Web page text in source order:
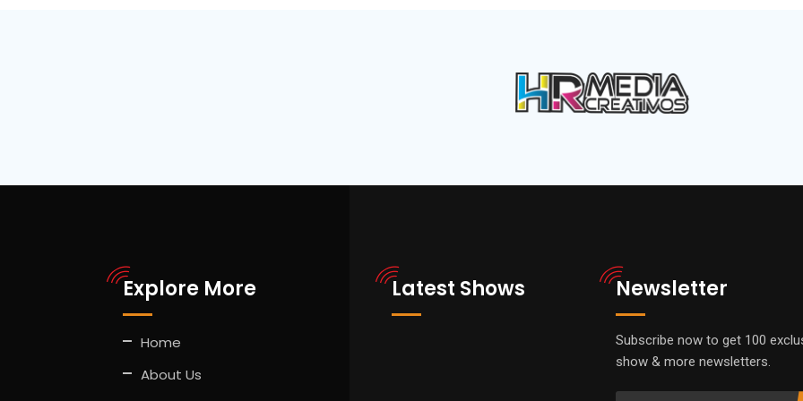
Explore More
Home
About Us
Latest Shows Newsletter
Subscribe now to get 100
show & more newsletters.